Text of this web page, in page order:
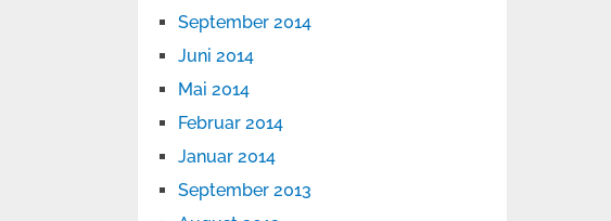
September 2014
Juni 2014
Mai 2014
Februar 2014
Januar 2014
September 2013